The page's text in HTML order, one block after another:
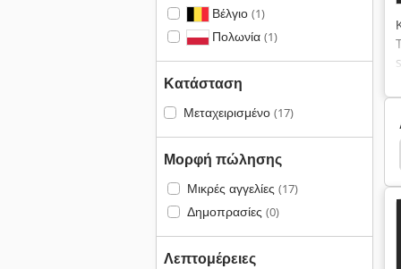
Βέλγιο (1)
Πολωνία (1)
Κατάσταση
Μεταχειρισμένο (17)
Μορφή πώλησης
Μικρές αγγελίες (17)
Δημοπρασίες (0)
Λεπτομέρειες
Bobcat 323